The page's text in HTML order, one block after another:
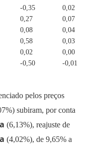
-0,35
0,02
0,27
0,07
0,08
0,04
0,58
0,03
0,02
0,00
-0,50 -0,01
pelos preços
subiram, por conta
(6,13%), reajuste de
(4,02%), de 9,65% a